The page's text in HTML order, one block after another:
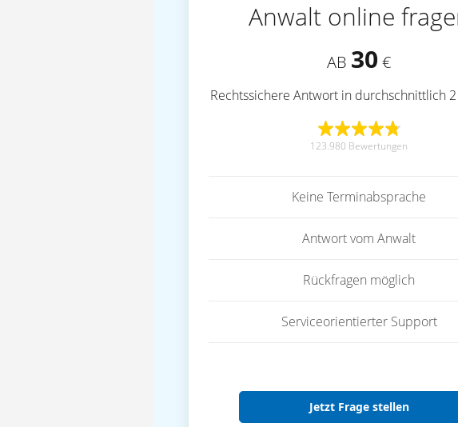
Anwalt online
AB 30 €
Rechtssichere Antwort in durchschnittlich
123.980 Bewertungen
Keine Terminabsprache
Antwort vom Anwalt
Rückfragen möglich
Serviceorientierter Support
Jetzt Frage stellen